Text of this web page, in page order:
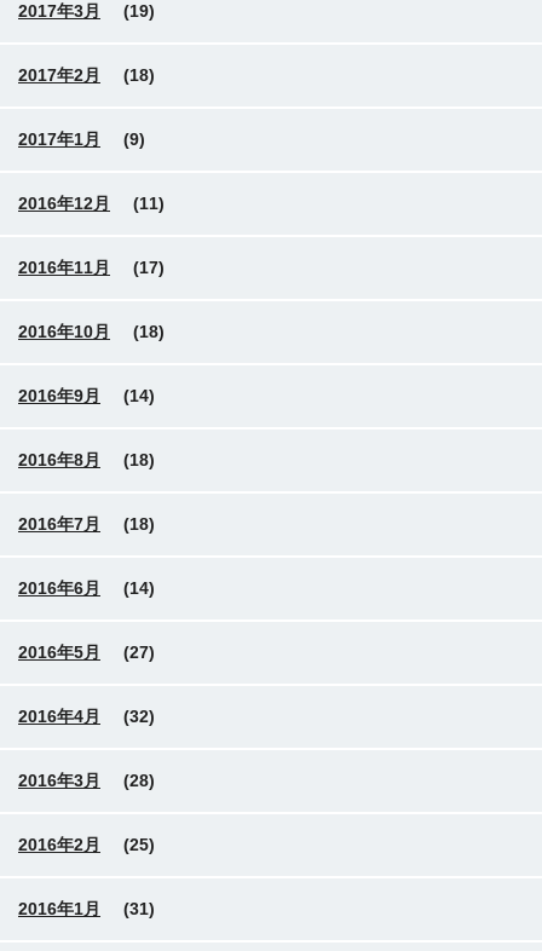
2017年3月 (19)
2017年2月 (18)
2017年1月 (9)
2016年12月 (11)
2016年11月 (17)
2016年10月 (18)
2016年9月 (14)
2016年8月 (18)
2016年7月 (18)
2016年6月 (14)
2016年5月 (27)
2016年4月 (32)
2016年3月 (28)
2016年2月 (25)
2016年1月 (31)